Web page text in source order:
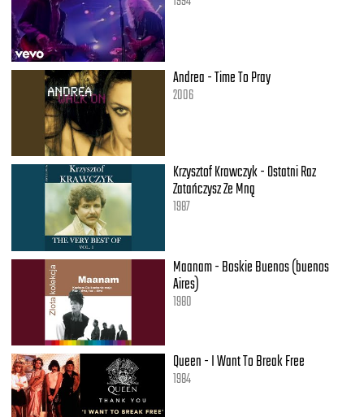
Andrea - Time To Pray
2006
Krzysztof Krawczyk - Ostatni Raz
Zatańczysz Ze Mną
1987
Maanam - Boskie Buenos (buenos
Aires)
1980
Queen - I Want To Break Free
1984